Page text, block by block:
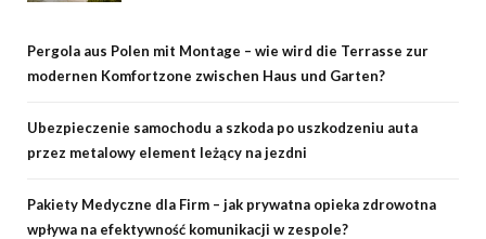
Pergola aus Polen mit Montage – wie wird die Terrasse zur
modernen Komfortzone zwischen Haus und Garten?
Ubezpieczenie samochodu a szkoda po uszkodzeniu auta
przez metalowy element leżący na jezdni
Pakiety Medyczne dla Firm – jak prywatna opieka zdrowotna
wpływa na efektywność komunikacji w zespole?